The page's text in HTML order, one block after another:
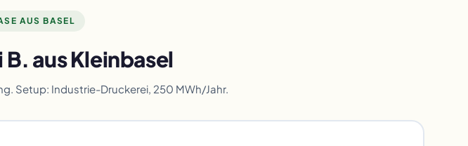
AUS BASEL
aus Kleinbasel
Setup: Industrie-Druckerei, 250 MWh/Jahr.